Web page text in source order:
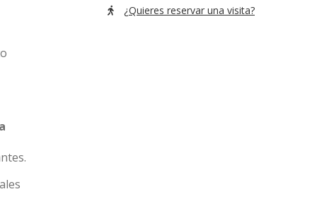
¿Quieres reservar una visita?